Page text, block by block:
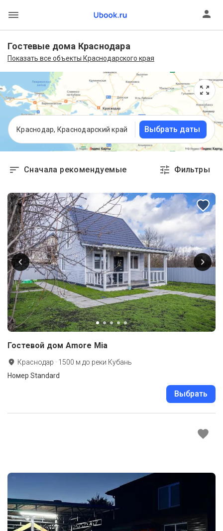
Гостевые дома Краснодара
Показать все объекты Краснодарского края
Краснодар, Краснодарский край Выбрать даты
Сначала рекомендуемые Фильтры
Гостевой дом Amore Mia
Краснодар · 1500 м до реки Кубань
Номер Standard
Выбрать